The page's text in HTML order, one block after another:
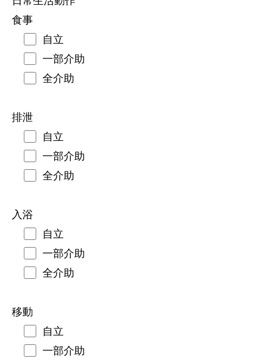
食事
自立
一部介助
全介助
排泄
自立
一部介助
全介助
入浴
自立
一部介助
全介助
移動
自立
一部介助